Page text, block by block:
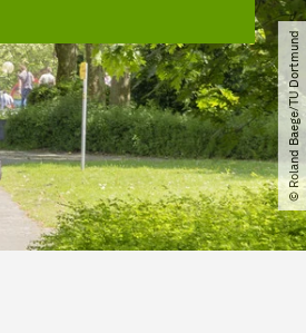
© Roland Baege​/​TU Dortmund